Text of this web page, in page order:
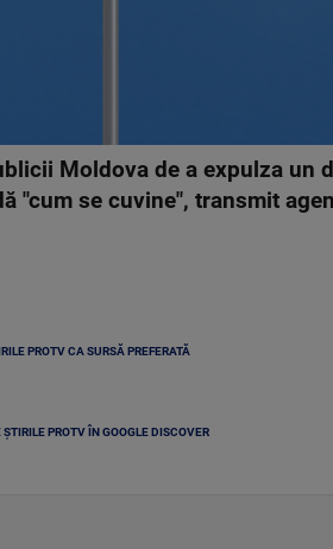
Moldova de a expulza un
"cum se cuvine", transmit
PROTV CA SURSĂ PREFERATĂ
PROTV ÎN GOOGLE DISCOVER